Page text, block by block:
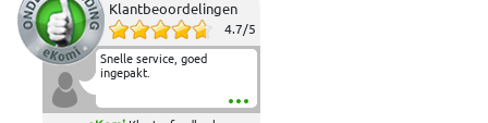
Klantbeoordelingen
4.7/5
Snelle service, goed
ingepakt.